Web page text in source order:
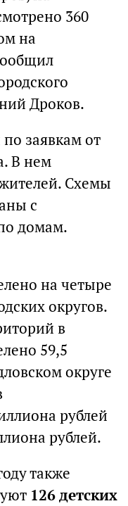
360
на
Дроков.
заявкам от
В нем
Схемы
с
домам.
на четыре
округов.
в
59,5
округе
рублей
рублей.
также
126 детских